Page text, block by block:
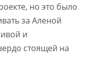
но это было
за Аленой
и
стоящей на